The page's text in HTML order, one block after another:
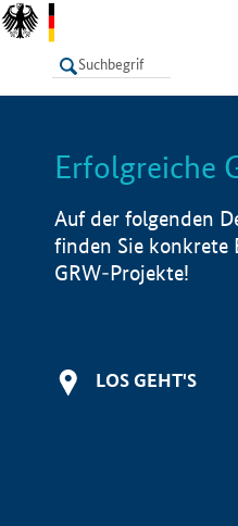
LISTE
Erfolgreiche
Auf der folgenden
finden Sie konkrete
GRW-Projekte!
LOS GEHT'S